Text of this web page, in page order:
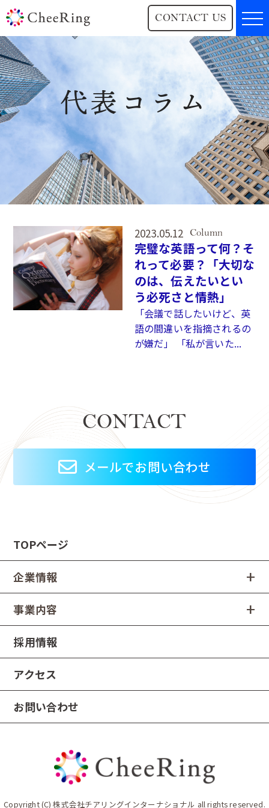
CONTACT US
代表コラム
2023.05.12 Column
完璧な英語って何？そ
れって必要？「大切な
のは、伝えたいとい
う必死さと情熱」
「会議で話したいけど、英
語の間違いを指摘されるの
が嫌だ」 「私が言いた...
CONTACT
メールでお問い合わせ
TOPページ
企業情報
事業内容
採用情報
アクセス
お問い合わせ
Copyright (C) 株式会社チアリングインターナショナル all rights reserved.